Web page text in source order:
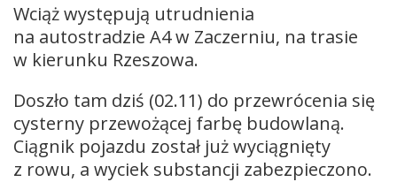
Wciąż występują utrudnienia
na autostradzie A4 w Zaczerniu, na trasie
w kierunku Rzeszowa.
Doszło tam dziś (02.11) do przewrócenia się
cysterny przewożącej farbę budowlaną.
Ciągnik pojazdu został już wyciągnięty
z rowu, a wyciek substancji zabezpieczono.